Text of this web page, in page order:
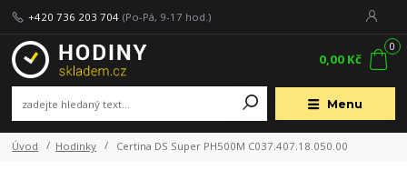
Menu
+420 736 203 704 (Po-Pá, 9-17 hod.)
0
0,00 Kč
Úvod Hodinky Certina DS Super PH500M C037.407.18.050.00